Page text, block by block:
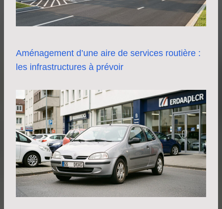
Aménagement d’une aire de services routière :
les infrastructures à prévoir